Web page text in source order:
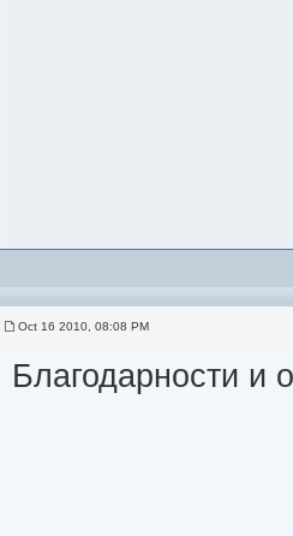
Oct 16 2010, 08:08 PM
Благодарности и